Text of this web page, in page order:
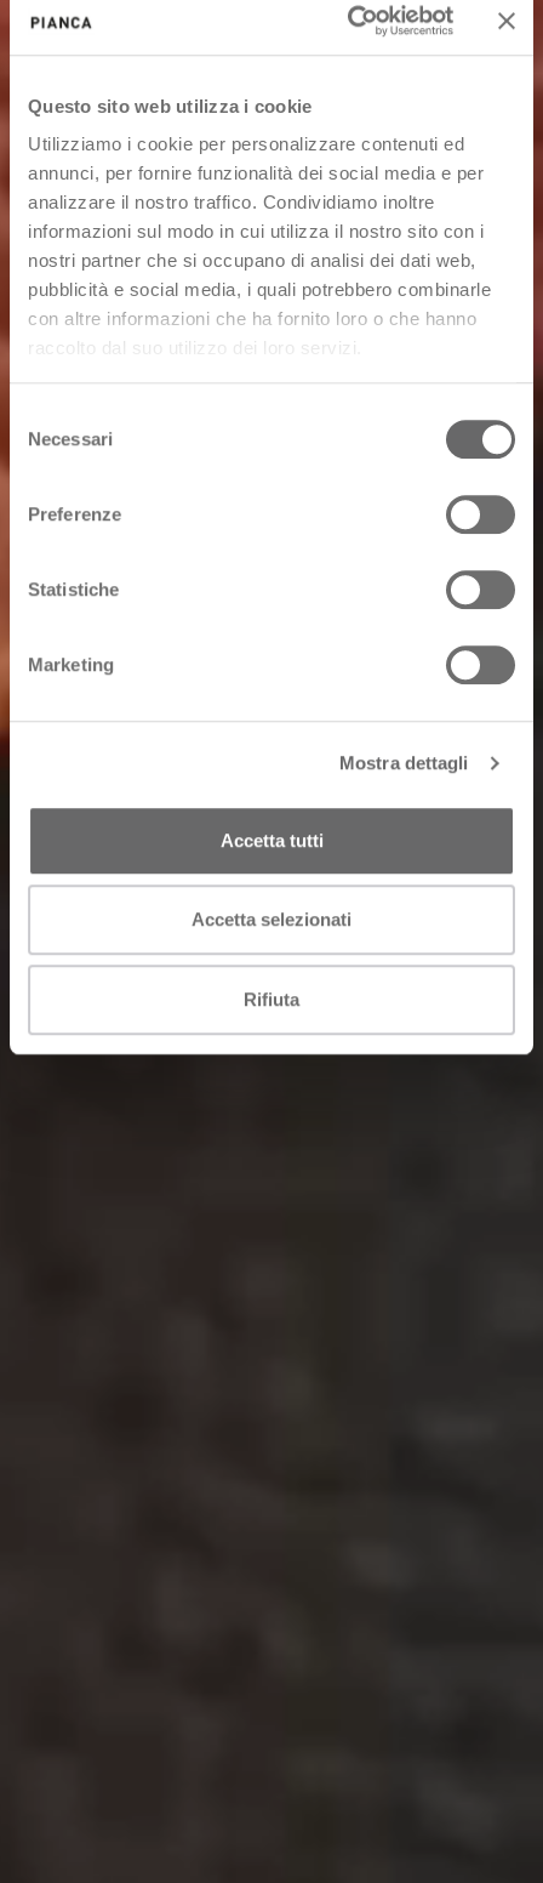
Questo sito web utilizza i cookie
Utilizziamo i cookie per personalizzare contenuti ed
annunci, per fornire funzionalità dei social media e per
analizzare il nostro traffico. Condividiamo inoltre
informazioni sul modo in cui utilizza il nostro sito con i
nostri partner che si occupano di analisi dei dati web,
pubblicità e social media, i quali potrebbero combinarle
con altre informazioni che ha fornito loro o che hanno
raccolto dal suo utilizzo dei loro servizi.
del
consenso
Necessari
Preferenze
Statistiche
Marketing
Mostra dettagli
Accetta tutti
Accetta selezionati
Rifiuta